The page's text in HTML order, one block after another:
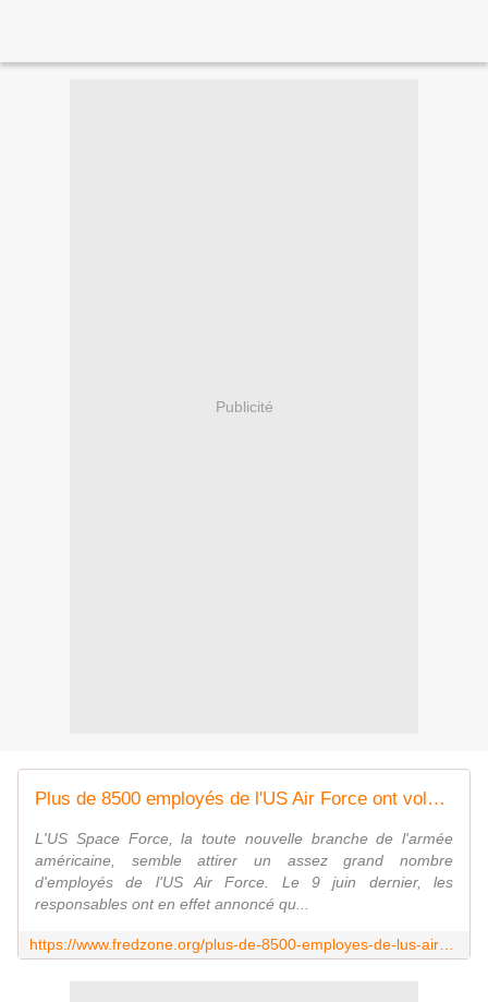
Publicité
Plus de 8500 employés de l'US Air Force ont volontairement rejoint l'US Space Force
L'US Space Force, la toute nouvelle branche de l'armée
américaine, semble attirer un assez grand nombre
d'employés de l'US Air Force. Le 9 juin dernier, les
responsables ont en effet annoncé qu...